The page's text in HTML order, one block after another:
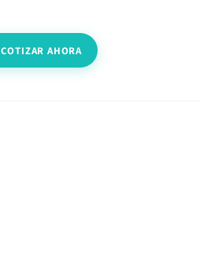
COTIZAR AHORA